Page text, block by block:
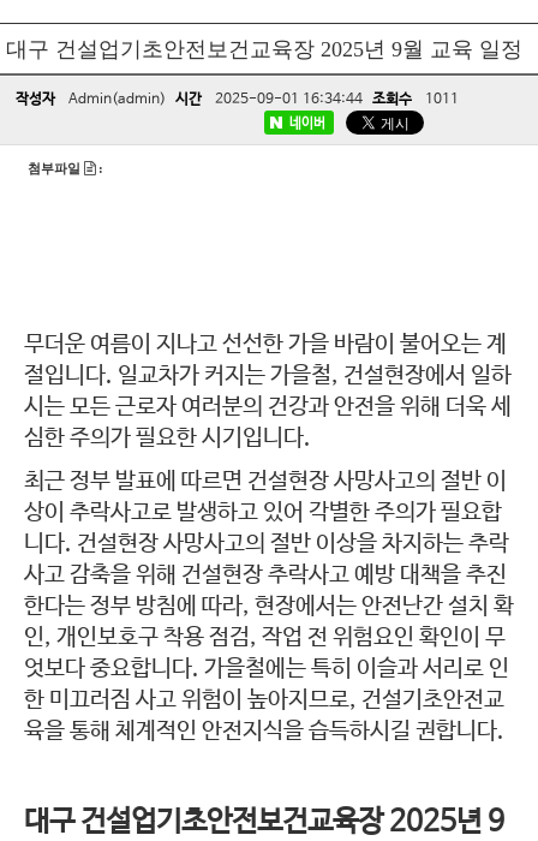
대구 건설업기초안전보건교육장 2025년 9월 교육 일정
작성자 Admin(admin) 시간 2025-09-01 16:34:44 조회수 1011
네이버
첨부파일 :
무더운 여름이 지나고 선선한 가을 바람이 불어오는 계
절입니다. 일교차가 커지는 가을철, 건설현장에서 일하
시는 모든 근로자 여러분의 건강과 안전을 위해 더욱 세
심한 주의가 필요한 시기입니다.
최근 정부 발표에 따르면 건설현장 사망사고의 절반 이
상이 추락사고로 발생하고 있어 각별한 주의가 필요합
니다. 건설현장 사망사고의 절반 이상을 차지하는 추락
사고 감축을 위해 건설현장 추락사고 예방 대책을 추진
한다는 정부 방침에 따라, 현장에서는 안전난간 설치 확
인, 개인보호구 착용 점검, 작업 전 위험요인 확인이 무
엇보다 중요합니다. 가을철에는 특히 이슬과 서리로 인
한 미끄러짐 사고 위험이 높아지므로, 건설기초안전교
육을 통해 체계적인 안전지식을 습득하시길 권합니다.
대구 건설업기초안전보건교육장 2025년 9